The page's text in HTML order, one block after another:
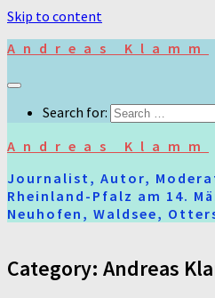
Skip to content
Andreas Klamm
Search for:
Andreas Klamm
Journalist, Autor,
Rheinland-Pfalz am 14.
Neuhofen, Waldsee,
Category: Andreas